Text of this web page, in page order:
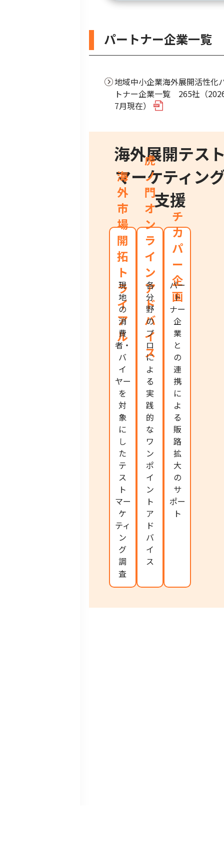
パートナー企業一覧
地域中小企業海外展開活性化
トナー企業一覧 265社（
7月現在）
海外展開テス
マーケティン
支援
海
外
市
場
開
拓
ト
ラ
イ
ア
ル
現
地
の
消
費
者・
バ
イ
ヤー
を
対
象
に
し
た
テ
ス
ト
マー
ケ
ティ
ン
グ
調
査
虎
ノ
門
オ
ン
ラ
イ
ン
ア
ド
バ
イ
ス
各
分
野
の
プ
ロ
に
よ
る
実
践
的
な
ワ
ン
ポ
イ
ン
ト
ア
ド
バ
イ
ス
チ
カ
パ
ー
企
画
パー
ト
ナー
企
業
と
の
連
携
に
よ
る
販
路
拡
大
の
サ
ポー
ト